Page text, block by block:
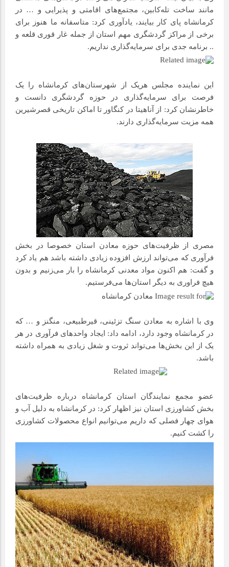
مانند ساخت تله‌کابین، مجتمع‌های اقامتی و پذیرایی و … در
کرمانشاه پای کار بیایند، یادآوری کرد: متاسفانه ما هنوز برای
برخی از مراکز گردشگری مهم استان از جمله غار قوری قلعه و
.. برنامه جدی برای سرمایه‌گذاری نداریم.
این نماینده مجلس هریک از شهرستان‌های کرمانشاه را یک
فرصت برای سرمایه‌گذاری در حوزه گردشگری دانست و
خاطرنشان کرد: از آناهیتا در کنگاور تا اماکن تاریخی قصرشیرین
همه مزیت سرمایه‌گذاری دارند.
مصری از ظرفیت‌های حوزه معادن استان خصوصا در بخش
فرآوری که می‌تواند ارزش افزوده زیادی داشته باشد هم یاد کرد
و گفت: هم اکنون مواد معدنی کرمانشاه را بار می‌زنیم و بدون
هیچ فراوری به دیگر استان‌ها می‌فرستیم.
وی با اشاره به معادن سنگ تزئینی، قیرطبیعی، منگنز و … که
در کرمانشاه وجود دارد، ادامه داد: ایجاد واحدهای فرآوری در هر
یک از این بخش‌ها می‌تواند ثروت و شغل زیادی به همراه داشته
باشد.
عضو مجمع نمایندگان استان کرمانشاه درباره ظرفیت‌های
بخش کشاورزی استان نیز اظهار کرد: در کرمانشاه به دلیل آب و
هوای چهار فصلی که داریم می‌توانیم انواع محصولات کشاورزی
را کشت کنیم.